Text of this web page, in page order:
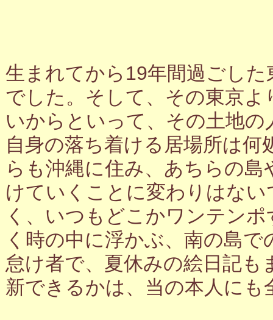
生まれてから19年間過ごし
でした。そして、その東京
いからといって、その土地
自身の落ち着ける居場所は
らも沖縄に住み、あちらの
けていくことに変わりはな
く、いつもどこかワンテン
く時の中に浮かぶ、南の島
怠け者で、夏休みの絵日記
新できるかは、当の本人に